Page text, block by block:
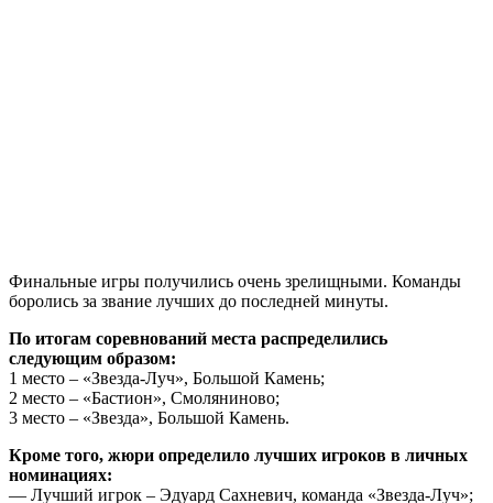
Финальные игры получились очень зрелищными. Команды
боролись за звание лучших до последней минуты.
По итогам соревнований места распределились
следующим образом:
1 место – «Звезда-Луч», Большой Камень;
2 место – «Бастион», Смоляниново;
3 место – «Звезда», Большой Камень.
Кроме того, жюри определило лучших игроков в личных
номинациях:
— Лучший игрок – Эдуард Сахневич, команда «Звезда-Луч»;